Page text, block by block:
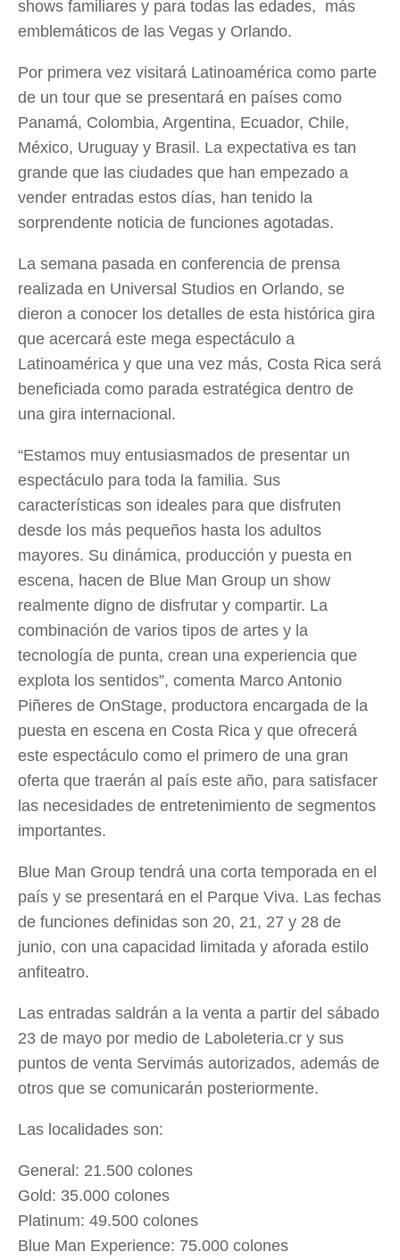
shows familiares y para todas las edades, más
emblemáticos de las Vegas y Orlando.
Por primera vez visitará Latinoamérica como parte
de un tour que se presentará en países como
Panamá, Colombia, Argentina, Ecuador, Chile,
México, Uruguay y Brasil. La expectativa es tan
grande que las ciudades que han empezado a
vender entradas estos días, han tenido la
sorprendente noticia de funciones agotadas.
La semana pasada en conferencia de prensa
realizada en Universal Studios en Orlando, se
dieron a conocer los detalles de esta histórica gira
que acercará este mega espectáculo a
Latinoamérica y que una vez más, Costa Rica será
beneficiada como parada estratégica dentro de
una gira internacional.
“Estamos muy entusiasmados de presentar un
espectáculo para toda la familia. Sus
características son ideales para que disfruten
desde los más pequeños hasta los adultos
mayores. Su dinámica, producción y puesta en
escena, hacen de Blue Man Group un show
realmente digno de disfrutar y compartir. La
combinación de varios tipos de artes y la
tecnología de punta, crean una experiencia que
explota los sentidos”, comenta Marco Antonio
Piñeres de OnStage, productora encargada de la
puesta en escena en Costa Rica y que ofrecerá
este espectáculo como el primero de una gran
oferta que traerán al país este año, para satisfacer
las necesidades de entretenimiento de segmentos
importantes.
Blue Man Group tendrá una corta temporada en el
país y se presentará en el Parque Viva. Las fechas
de funciones definidas son 20, 21, 27 y 28 de
junio, con una capacidad limitada y aforada estilo
anfiteatro.
Las entradas saldrán a la venta a partir del sábado
23 de mayo por medio de Laboleteria.cr y sus
puntos de venta Servimás autorizados, además de
otros que se comunicarán posteriormente.
Las localidades son:
General: 21.500 colones
Gold: 35.000 colones
Platinum: 49.500 colones
Blue Man Experience: 75.000 colones